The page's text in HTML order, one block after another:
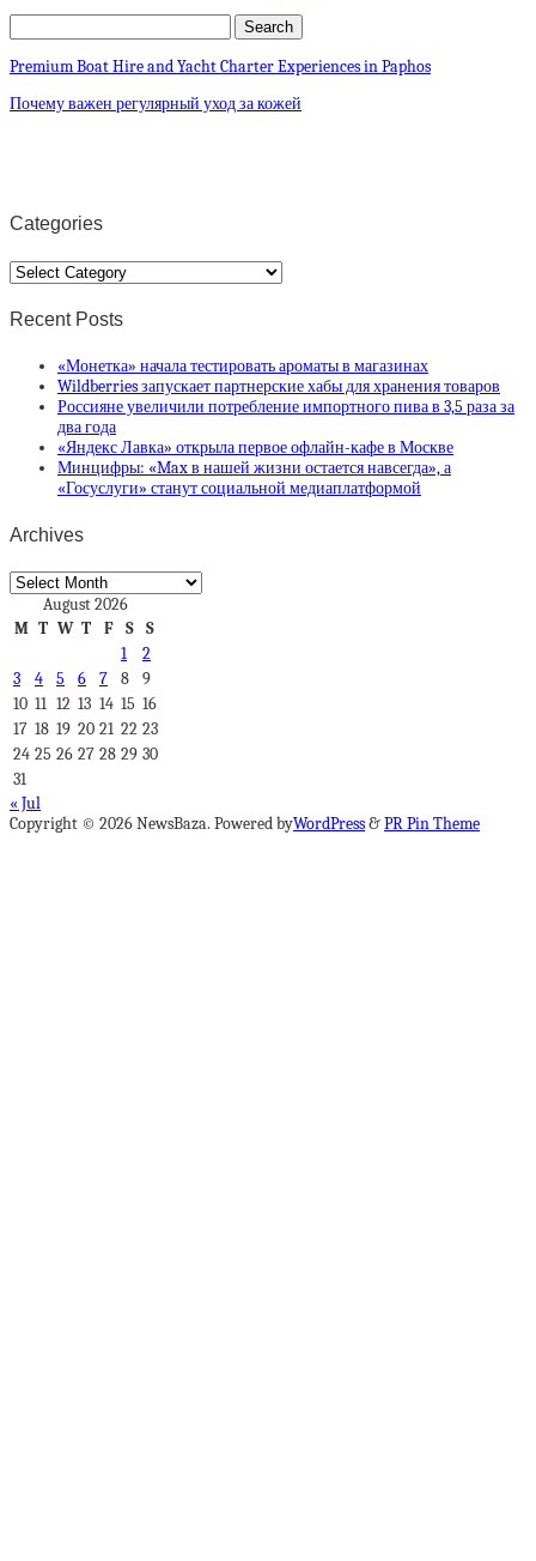
Premium Boat Hire and Yacht Charter Experiences in Paphos
Почему важен регулярный уход за кожей
Categories
Categories
Recent Posts
«Монетка» начала тестировать ароматы в магазинах
Wildberries запускает партнерские хабы для хранения товаров
Россияне увеличили потребление импортного пива в 3,5 раза за
два года
«Яндекс Лавка» открыла первое офлайн-кафе в Москве
Минцифры: «Max в нашей жизни остается навсегда», а
«Госуслуги» станут социальной медиаплатформой
Archives
Archives
August 2026
M T W T F S
S
1
2
3
4 5 6 7 8
9
10 11 12 13 14 15 16
17 18 19 20 21 22 23
24 25 26 27 28 29 30
31
« Jul
Copyright © 2026 NewsBaza. Powered byWordPress&PR Pin Theme